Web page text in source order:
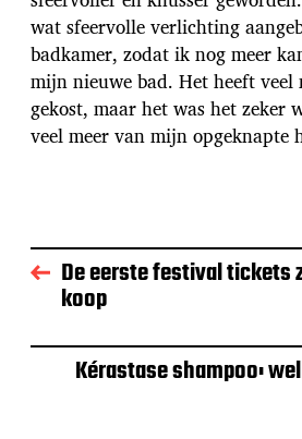
wat sfeervolle verlichting
badkamer, zodat ik nog meer
mijn nieuwe bad. Het heeft
gekost, maar het was het zeker
veel meer van mijn opgeknapte
De eerste festival tickets
koop
Kérastase shampoo: